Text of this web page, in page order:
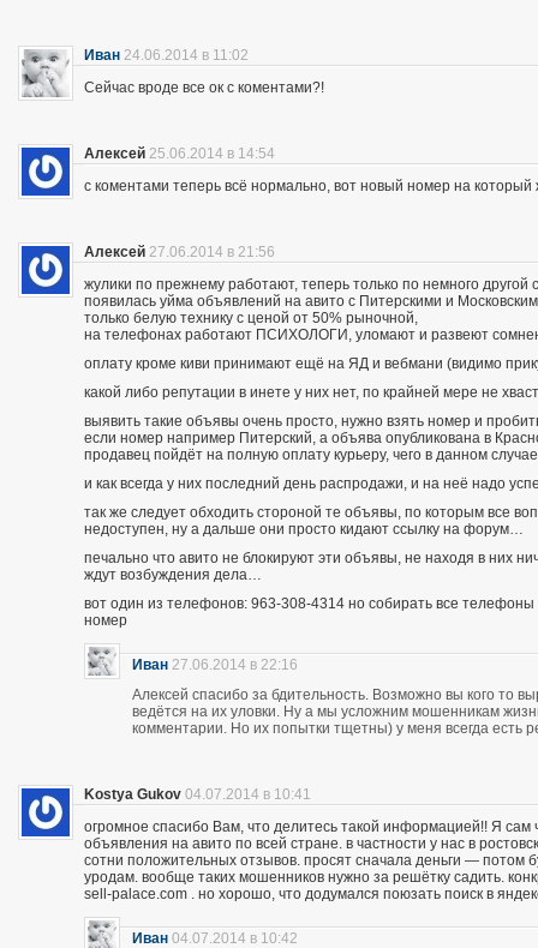
Иван 24.06.2014 в 11:02
Сейчас вроде все ок с коментами?!
Алексей 25.06.2014 в 14:54
с коментами теперь всё нормально, вот новый номер на
Алексей 27.06.2014 в 21:56
жулики по прежнему работают, теперь только по немного другой
появилась уйма объявлений на авито с Питерскими и
только белую технику с ценой от 50% рыночной,
на телефонах работают ПСИХОЛОГИ, уломают и развеют
оплату кроме киви принимают ещё на ЯД и вебмани (видимо
какой либо репутации в инете у них нет, по крайней мере не
выявить такие объявы очень просто, нужно взять номер и
если номер например Питерский, а объява опубликована в
продавец пойдёт на полную оплату курьеру, чего в данном
и как всегда у них последний день распродажи, и на неё надо
так же следует обходить стороной те объявы, по которым все
недоступен, ну а дальше они просто кидают ссылку на форум…
печально что авито не блокируют эти объявы, не находя в них
ждут возбуждения дела…
вот один из телефонов: 963-308-4314 но собирать все
номер
Иван 27.06.2014 в 22:16
Алексей спасибо за бдительность. Возможно вы кого то
ведётся на их уловки. Ну а мы усложним мошенникам
комментарии. Но их попытки тщетны) у меня всегда есть
Kostya Gukov 04.07.2014 в 10:41
огромное спасибо Вам, что делитесь такой информацией!! Я
объявления на авито по всей стране. в частности у нас в
сотни положительных отзывов. просят сначала деньги — потом
уродам. вообще таких мошенников нужно за решётку садить.
sell-palace.com . но хорошо, что додумался поюзать поиск в
Иван 04.07.2014 в 10:42